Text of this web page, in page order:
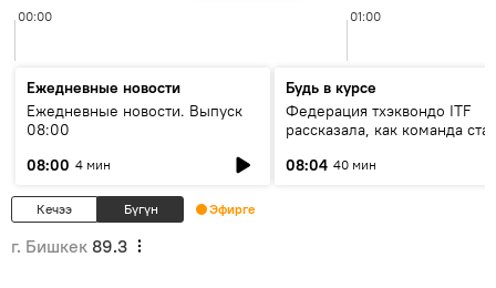
00:00 01:00
Ежедневные новости
Ежедневные новости. Выпуск
08:00
08:00 4 мин
Будь в курсе
Федерация тхэквондо ITF
рассказала, как команда
08:04 40 мин
Кечээ Бүгүн Эфирге
г. Бишкек 89.3